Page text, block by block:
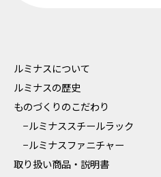
ルミナスについて
ルミナスの歴史
ものづくりのこだわり
−ルミナススチールラック
−ルミナスファニチャー
取り扱い商品・説明書